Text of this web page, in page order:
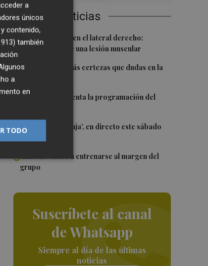
Últimas Noticias
1 Más problemas en el lateral derecho:
Monferrer sufre una lesión muscular
2Awa Fam deja más certezas que dudas en la
3 El Valencia presenta la programación del
4El 'Trofeu Taronja', en directo este sábado
5Almeida vuelve a entrenarse al margen del
grupo
Suscríbete al canal
de Whatsapp
Siempre al día de las últimas
noticias
a
únicos
contenido,
también
a
en
TODO